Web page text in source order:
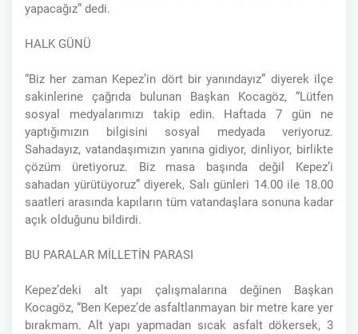
yapacağız” dedi.
HALK GÜNÜ
“Biz her zaman Kepez’in dört bir yanındayız” diyerek ilçe
sakinlerine çağrıda bulunan Başkan Kocagöz, “Lütfen
sosyal medyalarımızı takip edin. Haftada 7 gün ne
yaptığımızın bilgisini sosyal medyada veriyoruz.
Sahadayız, vatandaşımızın yanına gidiyor, dinliyor, birlikte
çözüm üretiyoruz. Biz masa başında değil Kepez’i
sahadan yürütüyoruz” diyerek, Salı günleri 14.00 ile 18.00
saatleri arasında kapıların tüm vatandaşlara sonuna kadar
açık olduğunu bildirdi.
BU PARALAR MİLLETİN PARASI
Kepez’deki alt yapı çalışmalarına değinen Başkan
Kocagöz, “Ben Kepez’de asfaltlanmayan bir metre kare yer
bırakmam. Alt yapı yapmadan sıcak asfalt dökersek, 3